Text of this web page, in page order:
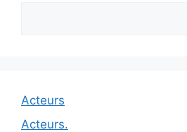
Acteurs
Acteurs.